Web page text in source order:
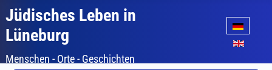
Jüdisches Leben in
Lüneburg
Menschen - Orte - Geschichten
Sprache